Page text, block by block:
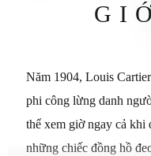
Năm 1904, Louis
phi công lừng danh
thể xem giờ ngay cả khi
những chiếc đồng hồ